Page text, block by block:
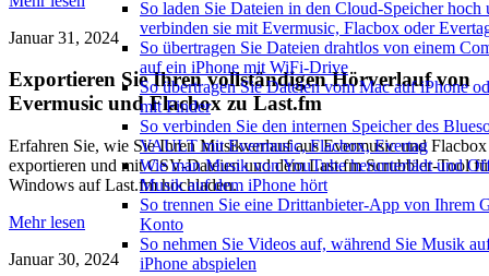
So laden Sie Dateien in den Cloud-Speicher hoch
verbinden sie mit Evermusic, Flacbox oder
So übertragen Sie Dateien drahtlos von einem
auf ein iPhone mit WiFi-Drive
So übertragen Sie Dateien vom Mac auf iPhone
mit Finder
So verbinden Sie den internen Speicher des
VAULT mit Evermusic, Flacbox, Evertag
Wie man Musik von YouTube herunterlädt und
Musik auf dem iPhone hört
So trennen Sie eine Drittanbieter-App von Ihrem
Konto
So nehmen Sie Videos auf, während Sie Musik
iPhone abspielen
Januar 31, 2024
Exportieren Sie Ihren vollständigen Hörverlauf von
Evermusic und Flacbox zu Last.fm
Erfahren Sie, wie Sie Ihren Musikverlauf aus Evermusic und Flacbox
exportieren und mit CSV-Dateien und dem Last.fm Scrubbler-Tool
Windows auf Last.fm hochladen.
Mehr lesen
Januar 30, 2024